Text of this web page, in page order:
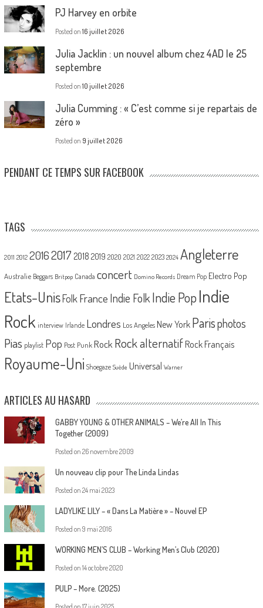
PJ Harvey en orbite
Posted on 16 juillet 2026
Julia Jacklin : un nouvel album chez 4AD le 25
septembre
Posted on 10 juillet 2026
Julia Cumming : « C’est comme si je repartais de
zéro »
Posted on 9 juillet 2026
PENDANT CE TEMPS SUR FACEBOOK
TAGS
2011 2012 20162017 2018 2019 2020 2021 2022 2023 2024 Angleterre
Australie Beggars Britpop Canada concert Domino Records Dream Pop Electro Pop
Etats-UnisFolk France Indie Folk Indie PopIndie
Rock interview Irlande Londres Los Angeles New York Parisphotos
Pias playlist Pop Post Punk Rock Rock alternatif Rock Français
Royaume-Uni Shoegaze Suède Universal Warner
ARTICLES AU HASARD
GABBY YOUNG & OTHER ANIMALS – We’re All In This
Together (2009)
Posted on 26 novembre 2009
Un nouveau clip pour The Linda Lindas
Posted on 24 mai 2023
LADYLIKE LILY – « Dans La Matière » – Nouvel EP
Posted on 9 mai 2016
WORKING MEN’S CLUB – Working Men’s Club (2020)
Posted on 14 octobre 2020
PULP – More. (2025)
Posted on 17 juin 2025